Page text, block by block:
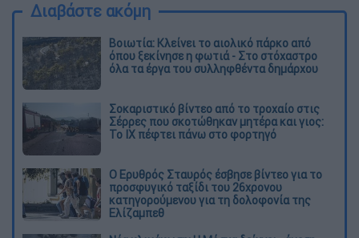
Διαβάστε ακόμη
Βοιωτία: Κλείνει το αιολικό πάρκο από
όπου ξεκίνησε η φωτιά - Στο στόχαστρο
όλα τα έργα του συλληφθέντα δημάρχου
Σοκαριστικό βίντεο από το τροχαίο στις
Σέρρες που σκοτώθηκαν μητέρα και γιος:
Το ΙΧ πέφτει πάνω στο φορτηγό
Ο Ερυθρός Σταυρός έσβησε βίντεο για το
προσφυγικό ταξίδι του 26χρονου
κατηγορούμενου για τη δολοφονία της
Ελίζαμπεθ